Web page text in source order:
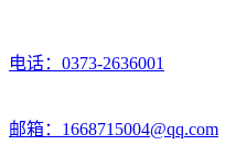
电话：0373-2636001
邮箱：1668715004@qq.com